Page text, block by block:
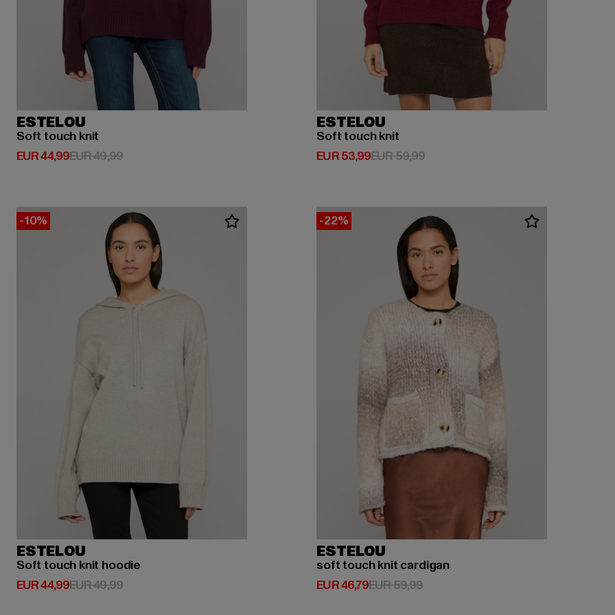
ESTELOU
Soft touch knit
EUR 44,99
Huidige prijs: EUR 44,99
EUR 49,99Actieprijs: EUR 49,99
ESTELOU
Soft touch knit
EUR 53,99
Huidige prijs: EUR 53,99
EUR 59,99Actieprijs: EUR 59,99
-10%
ESTELOU
Soft touch knit hoodie
EUR 44,99
Huidige prijs: EUR 44,99
EUR 49,99Actieprijs: EUR 49,99
-22%
ESTELOU
soft touch knit cardigan
EUR 46,79
Huidige prijs: EUR 46,79
EUR 59,99Actieprijs: EUR 59,99